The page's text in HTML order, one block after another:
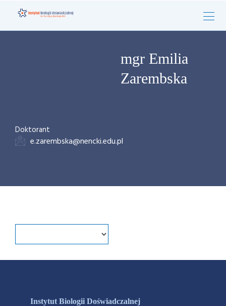
mgr Emilia
Zarembska
Doktorant
e.zarembska@nencki.edu.pl
Instytut Biologii Doświadczalnej